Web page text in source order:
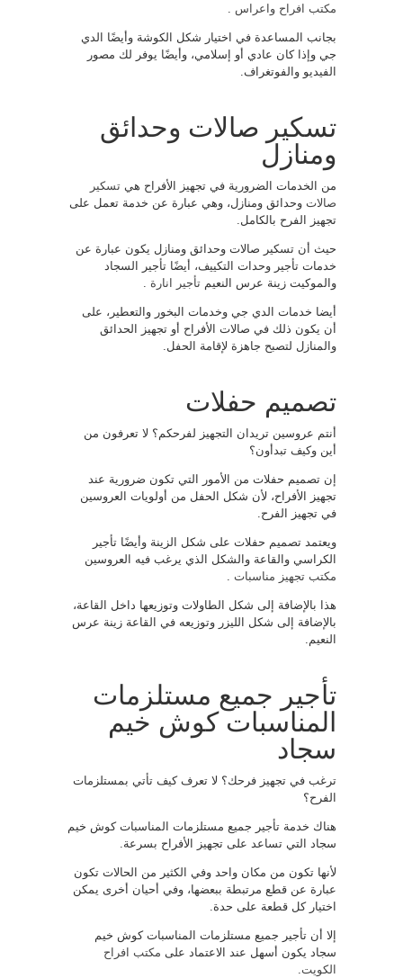
مكتب افراح واعراس
بجانب المساعدة في اختيار شكل الكوشة وأيضًا الدي
جي وإذا كان عادي أو إسلامي، وأيضًا يوفر لك مصور
الفيديو والفوتغراف.
تسكير صالات وحدائق
ومنازل
من الخدمات الضرورية في تجهيز الأفراح هي تسكير
صالات وحدائق ومنازل، وهي عبارة عن خدمة تعمل على
تجهيز الفرح بالكامل.
حيث أن تسكير صالات وحدائق ومنازل يكون عبارة عن
خدمات تأجير وحدات التكييف، أيضًا تأجير السجاد
والموكيت زينة عرس النعيم تأجير انارة
أيضا خدمات الدي جي وخدمات البخور والتعطير، على
أن يكون ذلك في صالات الأفراح أو تجهيز الحدائق
والمنازل لتصبح جاهزة لإقامة الحفل.
تصميم حفلات
أنتم عروسين تريدان التجهيز لفرحكم؟ لا تعرفون من
أين وكيف تبدأون؟
إن تصميم حفلات من الأمور التي تكون ضرورية عند
تجهيز الأفراح، لأن شكل الحفل من أولويات العروسين
في تجهيز الفرح.
ويعتمد تصميم حفلات على شكل الزينة وأيضًا تأجير
الكراسي والقاعة والشكل الذي يرغب فيه العروسين
مكتب تجهيز مناسبات
هذا بالإضافة إلى شكل الطاولات وتوزيعها داخل القاعة،
بالإضافة إلى شكل الليزر وتوزيعه في القاعة زينة عرس
النعيم.
تأجير جميع مستلزمات
المناسبات كوش خيم
سجاد
ترغب في تجهيز فرحك؟ لا تعرف كيف تأتي بمستلزمات
الفرح؟
هناك خدمة تأجير جميع مستلزمات المناسبات كوش خيم
سجاد التي تساعد على تجهيز الأفراح بسرعة.
لأنها تكون من مكان واحد وفي الكثير من الحالات تكون
عبارة عن قطع مرتبطة ببعضها، وفي أحيان أخرى يمكن
اختيار كل قطعة على حدة.
إلا أن تأجير جميع مستلزمات المناسبات كوش خيم
سجاد يكون أسهل عند الاعتماد على مكتب افراح
الكويت